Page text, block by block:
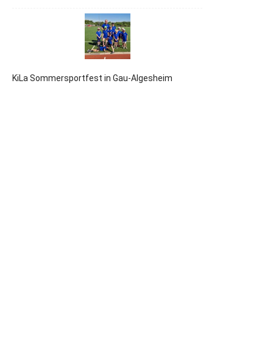
KiLa Sommersportfest in Gau-Algesheim